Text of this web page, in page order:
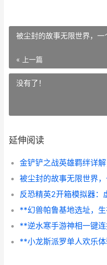
被尘封的故事无限世界，
« 上一篇
没有了！
延伸阅读
金铲铲之战英雄羁绊详
被尘封的故事无限世界
**幻兽帕鲁基地选址，